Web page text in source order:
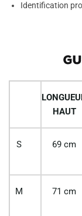
Identification
HAUT
S 69 cm
M 71 cm